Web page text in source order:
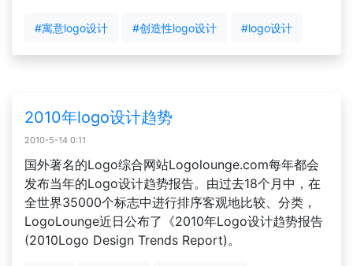
#寓意logo设计 #创造性logo设计 #logo设计
2010年logo设计趋势
2010-5-14 0:11
国外著名的Logo综合网站Logolounge.com每年都会
发布当年的Logo设计趋势报告。由过去18个月中，在
全世界35000个标志中进行排序客观地比较、分类，
LogoLounge近日公布了《2010年Logo设计趋势报告
(2010Logo Design Trends Report)。